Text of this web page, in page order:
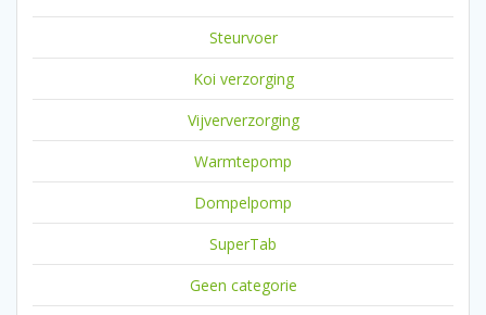
Steurvoer
Koi verzorging
Vijververzorging
Warmtepomp
Dompelpomp
SuperTab
Geen categorie